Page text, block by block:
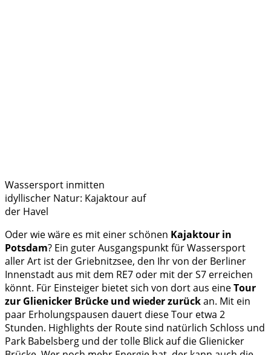
Wassersport inmitten
idyllischer Natur: Kajaktour auf
der Havel
Oder wie wäre es mit einer schönen Kajaktour in
Potsdam? Ein guter Ausgangspunkt für Wassersport
aller Art ist der Griebnitzsee, den Ihr von der Berliner
Innenstadt aus mit dem RE7 oder mit der S7 erreichen
könnt. Für Einsteiger bietet sich von dort aus eineTour
zur Glienicker Brücke und wieder zurückan. Mit ein
paar Erholungspausen dauert diese Tour etwa 2
Stunden. Highlights der Route sind natürlich Schloss und
Park Babelsberg und der tolle Blick auf die Glienicker